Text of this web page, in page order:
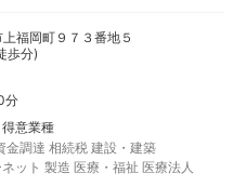
福岡町９７３番地５
歩分)
分
意業種
金調達 相続税 建設・建築
ット 製造 医療・福祉 医療法人